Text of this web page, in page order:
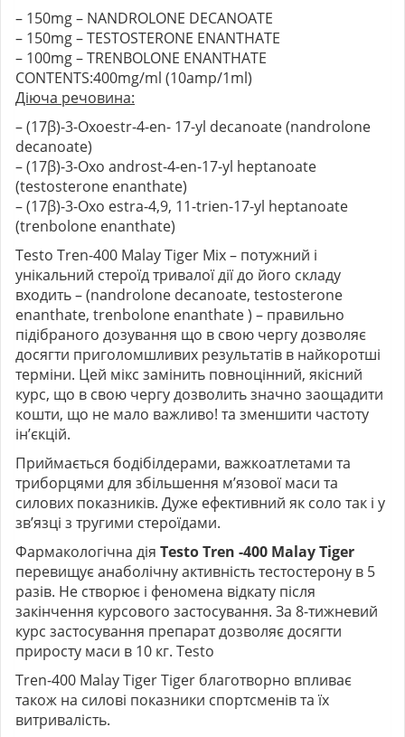
– 150mg – NANDROLONE DECANOATE
– 150mg – TESTOSTERONE ENANTHATE
– 100mg – TRENBOLONE ENANTHATE
CONTENTS:400mg/ml (10amp/1ml)
Діюча речовина:
– (17β)-3-Oxoestr-4-en- 17-yl decanoate (nandrolone
decanoate)
– (17β)-3-Oxo androst-4-en-17-yl heptanoate
(testosterone enanthate)
– (17β)-3-Oxo estra-4,9, 11-trien-17-yl heptanoate
(trenbolone enanthate)
Testo Tren-400 Malay Tiger Mix– потужний і
унікальний стероїд тривалої дії до його складу
входить – (nandrolone decanoate, testosterone
enanthate, trenbolone enanthate ) – правильно
підібраного дозування що в свою чергу дозволяє
досягти приголомшливих результатів в найкоротші
терміни. Цей мікс замінить повноцінний, якісний
курс, що в свою чергу дозволить значно заощадити
кошти, що не мало важливо! та зменшити частоту
ін’єкцій.
Приймається бодібілдерами, важкоатлетами та
триборцями для збільшення м’язової маси та
силових показників. Дуже ефективний як соло так і у
зв’язці з тругими стероїдами.
Фармакологічна дія Testo Tren -400 Malay Tiger
перевищує анаболічну активність тестостерону в 5
разів. Не створює і феномена відкату після
закінчення курсового застосування. За 8-тижневий
курс застосування препарат дозволяє досягти
приросту маси в 10 кг. Testo
Tren-400 Malay Tiger Tiger благотворно впливає
також на силові показники спортсменів та їх
витривалість.